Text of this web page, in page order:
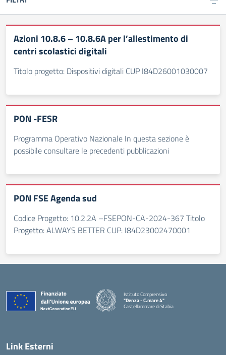
Azioni 10.8.6 – 10.8.6A per l’allestimento di
centri scolastici digitali
Titolo progetto: Dispositivi digitali CUP I84D26001030007
PON -FESR
Programma Operativo Nazionale In questa sezione è
possibile consultare le precedenti pubblicazioni
PON FSE Agenda sud
Codice Progetto: 10.2.2A –FSEPON-CA-2024-367 Titolo
Progetto: ALWAYS BETTER CUP: I84D23002470001
Istituto Comprensivo
"Denza - C.mare 4"
Castellammare di Stabia
Link Esterni